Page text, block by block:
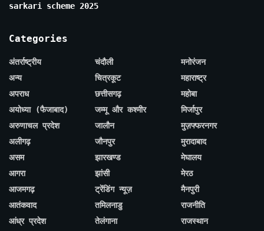
sarkari scheme 2025
Categories
अंतर्राष्ट्रीय
अन्य
अपराध
अयोध्या (फैजाबाद)
अरुणाचल प्रदेश
अलीगढ़
असम
आगरा
आजमगढ़
आतंकवाद
आंध्र प्रदेश
चंदौली
चित्रकूट
छत्तीसगढ़
जम्मू और कश्मीर
जालौन
जौनपुर
झारखण्ड
झांसी
ट्रेंडिंग न्यूज़
तमिलनाडु
तेलंगाना
मनोरंजन
महाराष्ट्र
महोबा
मिर्जापुर
मुज़फ्फरनगर
मुरादाबाद
मेघालय
मेरठ
मैनपुरी
राजनीति
राजस्थान